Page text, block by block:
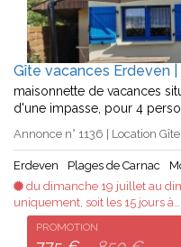
Gîte vacances Erdeven |
maisonnette de vacances
d'une impasse, pour 4
Annonce n° 1136 | Location Gîte
Erdeven Plages de Carnac
du dimanche 19 juillet au
uniquement, soit les 15 jours à…
PROMOTION